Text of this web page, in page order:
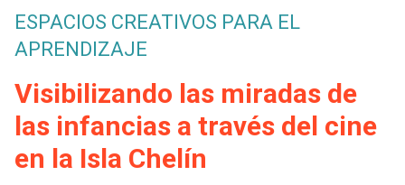
entrar
a
mi
Expand
Exploración
Expand
[Educarchile
Inicia
sesión
Regístrate
de
ayuda
a
ESPACIOS CREATIVOS PARA EL
APRENDIZAJE
Visibilizando las miradas de
las infancias a través del cine
en la Isla Chelín
registrarte.